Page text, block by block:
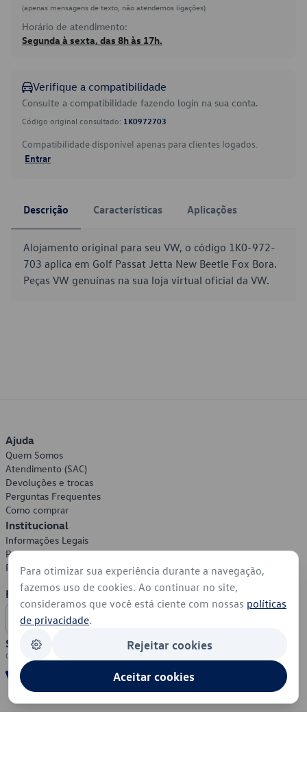
(apenas mensagens de texto, não atendemos ligações)
Horário de atendimento:
Segunda à sexta, das 8h às 17h.
Verifique a compatibilidade
Consulte a compatibilidade fazendo login na sua conta.
Código original consultado: 1K0972703
Compatibilidade disponível apenas para clientes logados.
Entrar
Descrição Características Aplicações
Alojamento original para seu VW, o código 1K0-972-
703 aplica em Golf Passat Jetta New Beetle Fox Bora.
Peças VW genuínas na sua loja virtual oficial da VW.
Ajuda
Quem Somos
Atendimento (SAC)
Devoluções e trocas
Perguntas Frequentes
Como comprar
Institucional
Informações Legais
Política de Privacidade
Política de Cookies
Formas de Pagamento
Segurança
Para otimizar sua experiência durante a navegação,
fazemos uso de cookies. Ao continuar no site,
consideramos que você está ciente com nossas políticas
de privacidade.
Rejeitar cookies
Aceitar cookies